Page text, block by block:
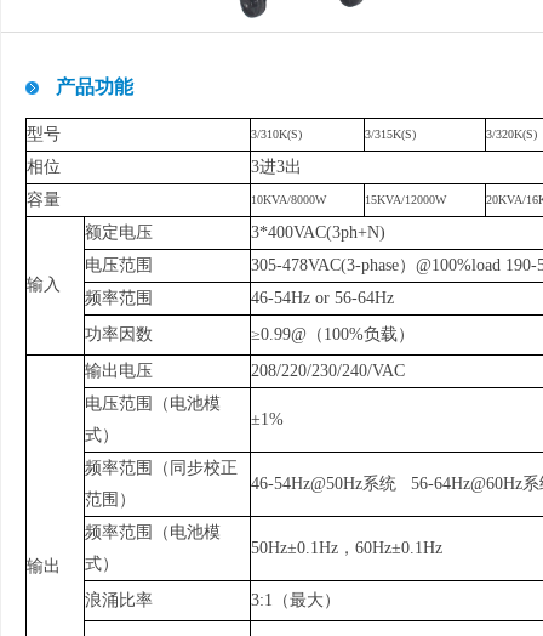
产品功能
型号 3/310K(S) 3/315K(S) 3/320K(S)
相位
3进3出
容量
10KVA/8000W 15KVA/12000W 20KVA/
输入
额定电压
3*400VAC(3ph+N)
电压范围
305-478VAC(3-phase）@100%load
频率范围
46-54Hz or 56-64Hz
功率因数
≥0.99@（100%负载）
输出
输出电压
208/220/230/240/VAC
电压范围（电池模
式）
±1%
频率范围（同步校正
范围）
46-54Hz@50Hz系统 56-64Hz@60Hz系
频率范围（电池模
式）
50Hz±0.1Hz，60Hz±0.1Hz
浪涌比率 3:1（最大）